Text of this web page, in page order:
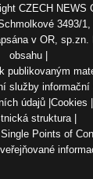
CZECH NEWS
3493/1,
v OR, sp.zn.
obsahu
publikovaným
služby informační
údajů Cookies
struktura
Points of